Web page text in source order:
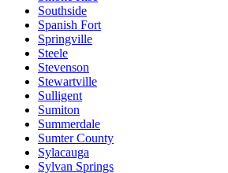
Southside
Spanish Fort
Springville
Steele
Stevenson
Stewartville
Sulligent
Sumiton
Summerdale
Sumter County
Sylacauga
Sylvan Springs